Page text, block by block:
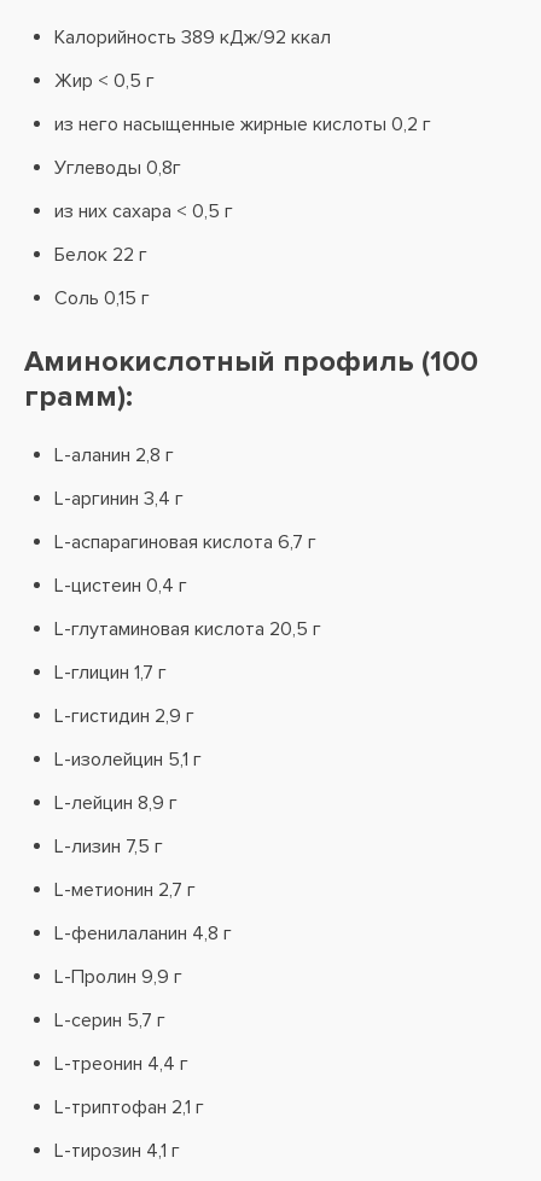
Калорийность 389 кДж/92 ккал
Жир < 0,5 г
из него насыщенные жирные кислоты 0,2 г
Углеводы 0,8г
из них сахара < 0,5 г
Белок 22 г
Соль 0,15 г
Аминокислотный профиль (100
грамм):
L-аланин 2,8 г
L-аргинин 3,4 г
L-аспарагиновая кислота 6,7 г
L-цистеин 0,4 г
L-глутаминовая кислота 20,5 г
L-глицин 1,7 г
L-гистидин 2,9 г
L-изолейцин 5,1 г
L-лейцин 8,9 г
L-лизин 7,5 г
L-метионин 2,7 г
L-фенилаланин 4,8 г
L-Пролин 9,9 г
L-серин 5,7 г
L-треонин 4,4 г
L-триптофан 2,1 г
L-тирозин 4,1 г